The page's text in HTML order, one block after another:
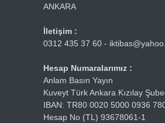
ANKARA
İletişim :
0312 435 37 60 -
Hesap Numaralarımız :
Anlam Basın Yayın
Kuveyt Türk Ankara Kızılay
IBAN: TR80 0020 5000 0936
Hesap No (TL) 93678061-1